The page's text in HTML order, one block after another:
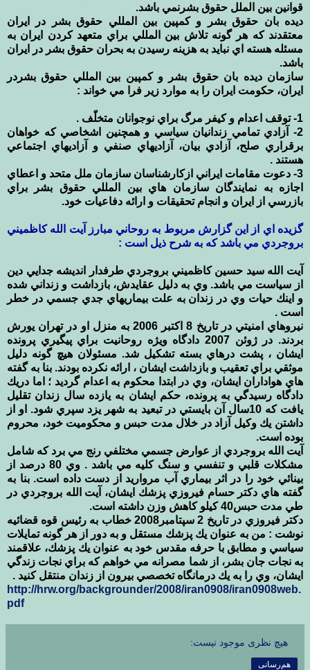
قوانين بين الملل حقوق بشرنمي باشد.
ديده بان حقوق بشر و كمپين بين المللي حقوق بشر در ايران
معتقدند كه هر گونه تلاش بين المللي براي متعهد كردن ايران به
مسئله هسته اي نبايد به هزينه رسيدن به بحران حقوق بشر در ايران
باشد.
سازمان ديده بان حقوق بشر و كمپين بين المللي حقوق بشردر
ايران، حكومت ايران را به موارد زير فرا مي خواند :
1- توقف اعدام و كيفر مرگ براي نوجوانان متخلّف .
2- آزادي تمامي زندانيان سياسي و همچنين اشخاصي كه خواهان
برقراري صلح، آزادي بيان، آزاديهاي صنفي و آزاديهاي اجتماعي
هستند .
3- دعوت مقامات ايراني ازكارشناسان سازمان ملل متحد و اعطاي
اجازه به نمايندگان سازمان هاي بين المللي حقوق بشر براي
بازرسي از ايران و انجام تحقيقات و ارائه دفاعيات خود.
گزيده اي از اين گزارش مربوط به روحاني مبارز آيت الله كاظميني
بروجردي مي باشد كه به شرح ذيل است :
آيت الله سيد حسين كاظميني بروجردي طرفدار انديشه جدايي دين
از سياست مي باشد. وي به دليل عقايدش، بازداشت و زنداني شده
و اينك حيات وي در زندان به علت بيماريهاي جدي جسمي در خطر
است .
نيروهاي امنيتي در تاريخ 8 اكتبر 2006 به منزل او در تهران يورش
بردند. در ژوئن 2007 دادگاه ويژه روحانيت براي پيگيري پرونده
ايشان ، پشت درهاي بسته تشكيل شد. مسئولان هيچ گونه دليل
موثقي براي تعقيب و بازداشت ايشان ، ارائه نكرده بودند. بنا به گفته
هاي هواداران ايشان، وي در ابتدا محكوم به اعدام گرديد ؛ اما دريك
دادگاه رسيدگي به پرونده، حكم ايشان به يازده سال زندان تقليل
يافت كه 10سال آن بايستي در تبعيد به شهر يزد سپري شود. او از
داشتن يك وكيل آزاد در خلال مدت حبس و محكوميت خود، محروم
بوده است.
آيت الله بروجردي از عوارض جسمي مختلفي رنج مي برد كه شامل
مشكلات قلبي و تنفسي و سنگ كليه مي باشد . وي 80 درصد از
بينائي خود را در اثر بيماري آب مرواريد از دست داده است. بنا به
گفته هاي دكتر حسام فيروزي پزشك ايشان، آيت الله بروجردي در
طي مدت حبس40 كيلو كاهش وزن داشته است.
دكتر فيروزي در تاريخ 2 سپتامبر2008 خطاب به رئيس قوه قضائيه
نوشت : من به عنوان يك پزشك مستقل و به دور از هر گونه تمايلات
سياسي و مطابق با حرفه مقدس خود به عنوان يك پزشك، علاقمند
به نجات جان بشر، از شما مصرانه مي خواهم كه براي نجات زندگي
ايشان، وي را به يك درمانگاه تخصصي بيرون از زندان منتقل كنيد .
http://hrw.org/backgrounder/2008/iran0908/iran0908web.
pdf
هیچ نظری موجود نیست:
هم‌رسانی